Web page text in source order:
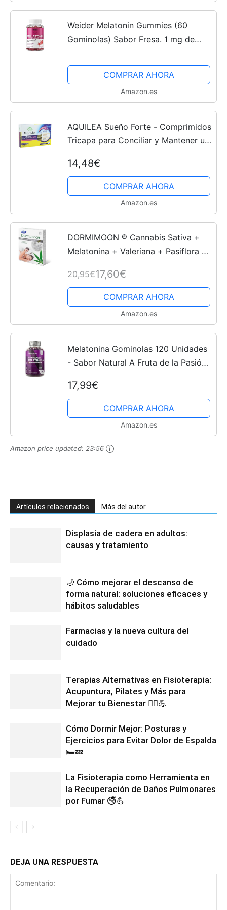
Weider Melatonin Gummies (60
Gominolas) Sabor Fresa. 1 mg de
Azúcares y Sin Gluten. Ayuda contra
el Jet-lag y para mejorar la...
COMPRAR AHORA
Amazon.es
AQUILEA Sueño Forte - Comprimidos
Tricapa para Conciliar y Mantener un
Melatonina
14,48€
COMPRAR AHORA
Amazon.es
DORMIMOON ® Cannabis Sativa +
Melatonina + Valeriana + Pasiflora +
Consigue un sueño profundo y
reparador
20,95€17,60€
COMPRAR AHORA
Amazon.es
Melatonina Gominolas 120 Unidades
- Sabor Natural A Fruta de la Pasión -
Reducción del Cansancio - Gummies
para la...
17,99€
COMPRAR AHORA
Amazon.es
Amazon price updated: 23:56
Artículos relacionados Más del autor
Displasia de cadera en adultos:
causas y tratamiento
🌙 Cómo mejorar el descanso de
forma natural: soluciones eficaces y
hábitos saludables
Farmacias y la nueva cultura del
cuidado
Terapias Alternativas en Fisioterapia:
Acupuntura, Pilates y Más para
Mejorar tu Bienestar 💆‍♂️💪
Cómo Dormir Mejor: Posturas y
Ejercicios para Evitar Dolor de Espalda
🛏️💤
La Fisioterapia como Herramienta en
la Recuperación de Daños Pulmonares
por Fumar 🚭💪
DEJA UNA RESPUESTA